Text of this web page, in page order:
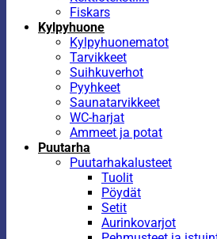
Fiskars
Kylpyhuone
Kylpyhuonematot
Tarvikkeet
Suihkuverhot
Pyyhkeet
Saunatarvikkeet
WC-harjat
Ammeet ja potat
Puutarha
Puutarhakalusteet
Tuolit
Pöydät
Setit
Aurinkovarjot